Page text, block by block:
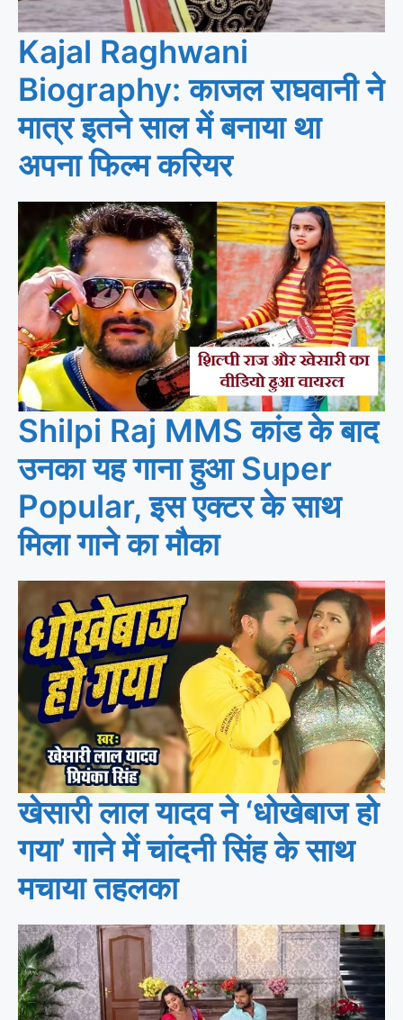
Kajal Raghwani
Biography: काजल राघवानी ने
मात्र इतने साल में बनाया था
अपना फिल्म करियर
Shilpi Raj MMS कांड के बाद
उनका यह गाना हुआ Super
Popular, इस एक्टर के साथ
मिला गाने का मौका
खेसारी लाल यादव ने ‘धोखेबाज हो
गया’ गाने में चांदनी सिंह के साथ
मचाया तहलका